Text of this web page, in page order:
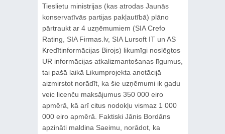
Tieslietu ministrijas (kas atrodas Jaunās
konservatīvās partijas pakļautībā) plāno
pārtraukt ar 4 uzņēmumiem (SIA Crefo
Rating, SIA Firmas.lv, SIA Lursoft IT un AS
Kredītinformācijas Birojs) likumīgi noslēgtos
UR informācijas atkalizmantošanas līgumus,
tai pašā laikā Likumprojekta anotācijā
aizmirstot norādīt, ka šie uzņēmumi ik gadu
veic licenču maksājumus 350 000 eiro
apmērā, kā arī citus nodokļu vismaz 1 000
000 eiro apmērā. Faktiski Jānis Bordāns
apzināti maldina Saeimu, norādot, ka